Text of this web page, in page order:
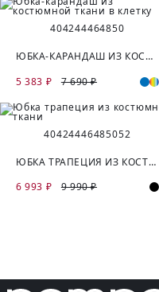
404244464850
ЮБКА-КАРАНДАШ ИЗ КОСТЮМНОЙ ТКАНИ В КЛЕТКУ
5 383 ₽
7 690 ₽
40424446485052
ЮБКА ТРАПЕЦИЯ ИЗ КОСТЮМНОЙ ТКАНИ
6 993 ₽
9 990 ₽